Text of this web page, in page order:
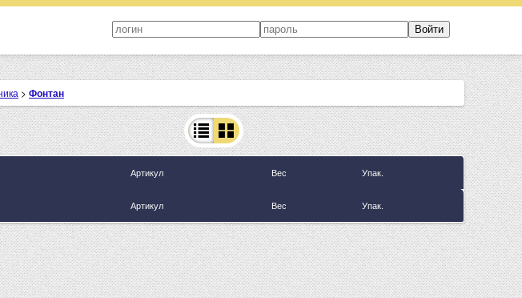
> Фонтан
Артикул Вес Упак.
Артикул Вес Упак.